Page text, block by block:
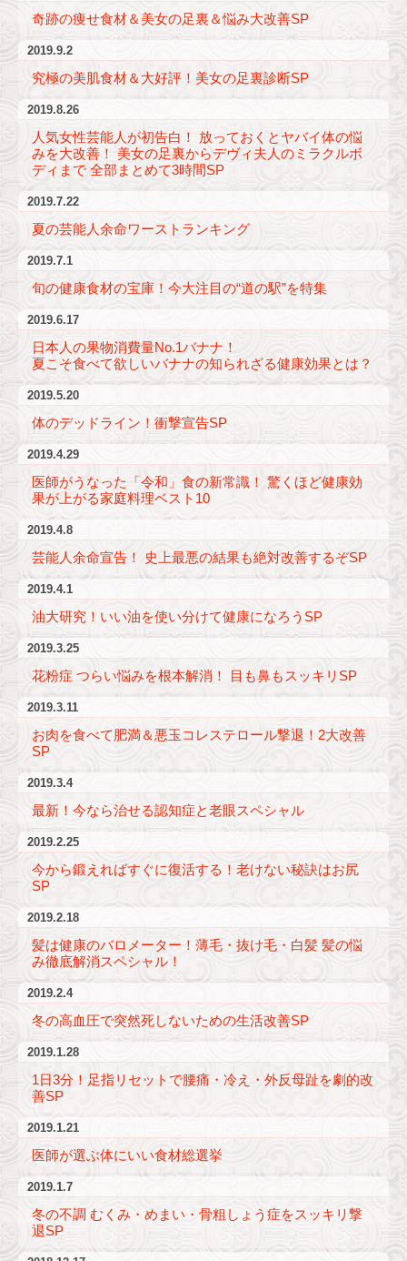
奇跡の痩せ食材＆美女の足裏＆悩み大改善SP
2019.9.2
究極の美肌食材＆大好評！美女の足裏診断SP
2019.8.26
人気女性芸能人が初告白！ 放っておくとヤバイ体の悩
みを大改善！ 美女の足裏からデヴィ夫人のミラクルボ
ディまで 全部まとめて3時間SP
2019.7.22
夏の芸能人余命ワーストランキング
2019.7.1
旬の健康食材の宝庫！今大注目の“道の駅”を特集
2019.6.17
日本人の果物消費量No.1バナナ！
夏こそ食べて欲しいバナナの知られざる健康効果とは？
2019.5.20
体のデッドライン！衝撃宣告SP
2019.4.29
医師がうなった「令和」食の新常識！ 驚くほど健康効
果が上がる家庭料理ベスト10
2019.4.8
芸能人余命宣告！ 史上最悪の結果も絶対改善するぞSP
2019.4.1
油大研究！いい油を使い分けて健康になろうSP
2019.3.25
花粉症 つらい悩みを根本解消！ 目も鼻もスッキリSP
2019.3.11
お肉を食べて肥満＆悪玉コレステロール撃退！2大改善
SP
2019.3.4
最新！今なら治せる認知症と老眼スペシャル
2019.2.25
今から鍛えればすぐに復活する！老けない秘訣はお尻
SP
2019.2.18
髪は健康のバロメーター！薄毛・抜け毛・白髪 髪の悩
み徹底解消スペシャル！
2019.2.4
冬の高血圧で突然死しないための生活改善SP
2019.1.28
1日3分！足指リセットで腰痛・冷え・外反母趾を劇的改
善SP
2019.1.21
医師が選ぶ体にいい食材総選挙
2019.1.7
冬の不調 むくみ・めまい・骨粗しょう症をスッキリ撃
退SP